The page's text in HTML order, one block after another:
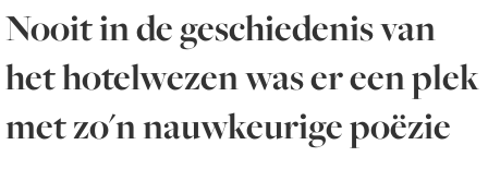
Nooit in de geschiedenis van
het hotelwezen was er een plek
met zo'n nauwkeurige poëzie